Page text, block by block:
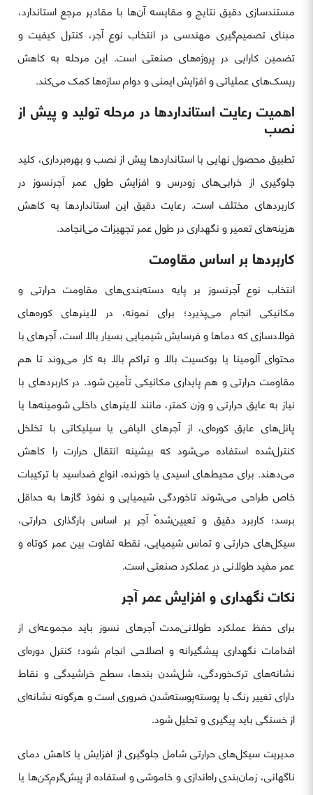
مستندسازی دقیق نتایج و مقایسه آن‌ها با مقادیر مرجع استاندارد،
مبنای تصمیم‌گیری مهندسی در انتخاب نوع آجر، کنترل کیفیت و
تضمین کارایی در پروژه‌های صنعتی است. این مرحله به کاهش
ریسک‌های عملیاتی و افزایش ایمنی و دوام سازه‌ها کمک می‌کند.
اهمیت رعایت استانداردها در مرحله تولید و پیش از
نصب
تطبیق محصول نهایی با استانداردها پیش از نصب و بهره‌برداری، کلید
جلوگیری از خرابی‌های زودرس و افزایش طول عمر آجرنسوز در
کاربردهای مختلف است. رعایت دقیق این استانداردها به کاهش
هزینه‌های تعمیر و نگهداری در طول عمر تجهیزات می‌انجامد.
کاربردها بر اساس مقاومت
انتخاب نوع آجرنسوز بر پایه دسته‌بندی‌های مقاومت حرارتی و
مکانیکی انجام می‌پذیرد؛ برای نمونه، در لاینرهای کوره‌های
فولادسازی که دماها و فرسایش شیمیایی بسیار بالا است، آجرهای با
محتوای آلومینا یا بوکسیت بالا و تراکم بالا به کار می‌روند تا هم
مقاومت حرارتی و هم پایداری مکانیکی تأمین شود. در کاربردهای با
نیاز به عایق حرارتی و وزن کمتر، مانند لاینرهای داخلی شومینه‌ها یا
پانل‌های عایق کوره‌ای، از آجرهای الیافی یا سیلیکاتی با تخلخل
کنترل‌شده استفاده می‌شود که بیشینه انتقال حرارت را کاهش
می‌دهند. برای محیط‌های اسیدی یا خورنده، انواع ضداسید با ترکیبات
خاص طراحی می‌شوند تاخوردگی شیمیایی و نفوذ گازها به حداقل
برسد؛ کاربرد دقیق و تعیین‌شدهٔ آجر بر اساس بارگذاری حرارتی،
سیکل‌های حرارتی و تماس شیمیایی، نقطه تفاوت بین عمر کوتاه و
عمر مفید طولانی در عملکرد صنعتی است.
نکات نگهداری و افزایش عمر آجر
برای حفظ عملکرد طولانی‌مدت آجرهای نسوز باید مجموعه‌ای از
اقدامات نگهداری پیشگیرانه و اصلاحی انجام شود؛ کنترل دوره‌ای
نشانه‌های ترک‌خوردگی، شل‌شدن بندها، سطح خراشیدگی و نقاط
دارای تغییر رنگ یا پوسته‌پوسته‌شدن ضروری است و هرگونه نشانه‌ای
از خستگی باید پیگیری و تحلیل شود.
مدیریت سیکل‌های حرارتی شامل جلوگیری از افزایش یا کاهش دمای
ناگهانی، زمان‌بندی راه‌اندازی و خاموشی و استفاده از پیش‌گرم‌کن‌ها یا